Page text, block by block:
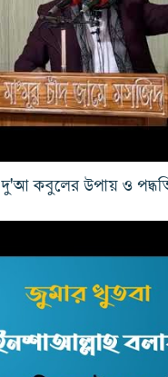
দু'আ কবুলের উপায় ও